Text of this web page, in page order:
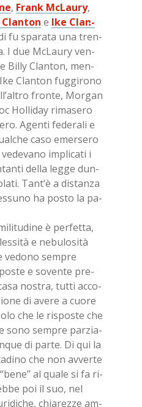
, Frank McLau­ry,
e Ike Clan­
fu spa­ra­ta una tren­
I due McLau­ry ven­
Bil­ly Clan­ton, men­
Clan­ton fug­gi­ro­no
fron­te, Mor­gan
Hol­li­day ri­ma­se­ro
Agen­ti fe­de­ra­li e
caso emer­se­ro
im­pli­ca­ti i
del­la leg­ge dun­
Tan­t’è a di­stan­za
ha po­sto la pa­
è per­fet­ta,
e ne­bu­lo­si­tà
ve­do­no sem­pre
e so­ven­te pre­
no­stra, tut­ti ac­co­
di ave­re a cuo­re
che le ri­spo­ste che
sono sem­pre par­zia­
di par­te. Di qui la
che non av­ver­te
al qua­le si fa ri­
poi il suo, nel
chia­rez­ze am­